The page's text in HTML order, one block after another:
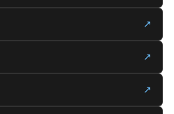
↗
↗
↗